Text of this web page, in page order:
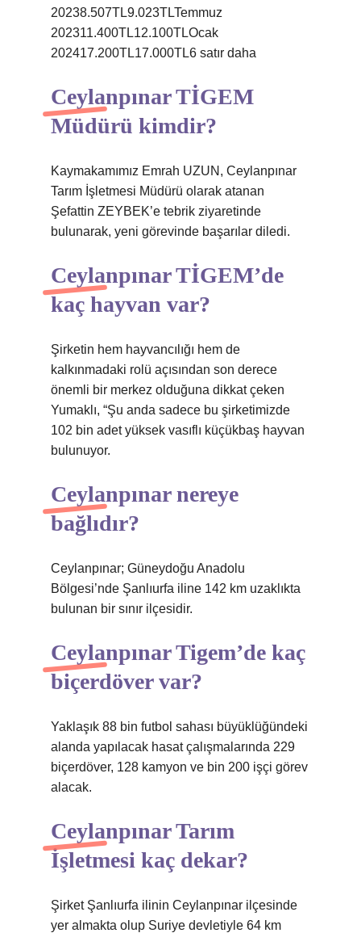
20238.507TL9.023TLTemmuz
202311.400TL12.100TLOcak
202417.200TL17.000TL6 satır daha
Ceylanpınar TİGEM
Müdürü kimdir?
Kaymakamımız Emrah UZUN, Ceylanpınar
Tarım İşletmesi Müdürü olarak atanan
Şefattin ZEYBEK’e tebrik ziyaretinde
bulunarak, yeni görevinde başarılar diledi.
Ceylanpınar TİGEM’de
kaç hayvan var?
Şirketin hem hayvancılığı hem de
kalkınmadaki rolü açısından son derece
önemli bir merkez olduğuna dikkat çeken
Yumaklı, “Şu anda sadece bu şirketimizde
102 bin adet yüksek vasıflı küçükbaş hayvan
bulunuyor.
Ceylanpınar nereye
bağlıdır?
Ceylanpınar; Güneydoğu Anadolu
Bölgesi’nde Şanlıurfa iline 142 km uzaklıkta
bulunan bir sınır ilçesidir.
Ceylanpınar Tigem’de kaç
biçerdöver var?
Yaklaşık 88 bin futbol sahası büyüklüğündeki
alanda yapılacak hasat çalışmalarında 229
biçerdöver, 128 kamyon ve bin 200 işçi görev
alacak.
Ceylanpınar Tarım
İşletmesi kaç dekar?
Şirket Şanlıurfa ilinin Ceylanpınar ilçesinde
yer almakta olup Suriye devletiyle 64 km